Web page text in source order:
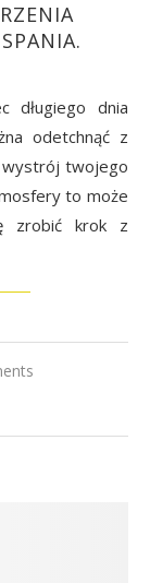
długiego dnia
odetchnąć z
wystrój twojego
to może
zrobić krok z